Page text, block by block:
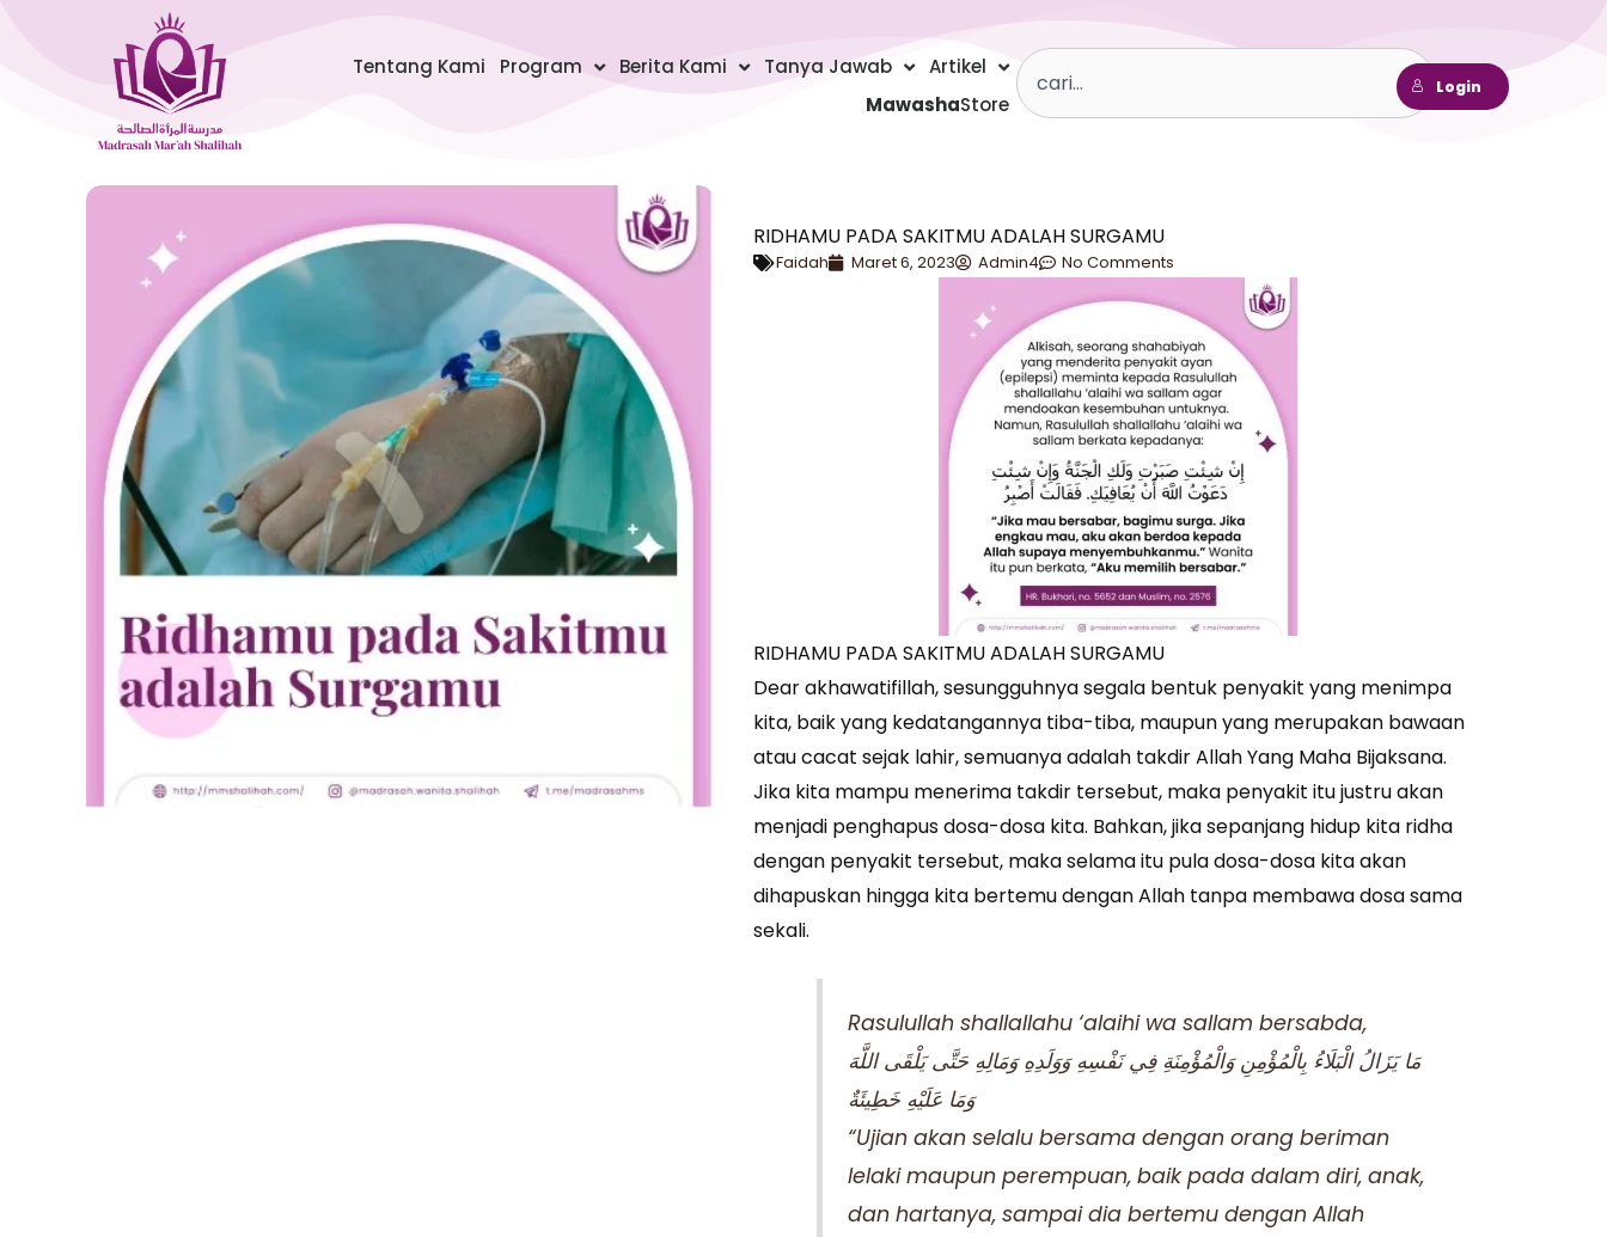
Tentang Kami Program Berita Kami Tanya Jawab
Artikel
MawashaStore
Search
Login
RIDHAMU PADA SAKITMU ADALAH SURGAMU
Faidah Maret 6, 2023 Admin4 No Comments
RIDHAMU PADA SAKITMU ADALAH SURGAMU
Dear akhawatifillah, sesungguhnya segala bentuk penyakit yang menimpa
kita, baik yang kedatangannya tiba-tiba, maupun yang merupakan bawaan
atau cacat sejak lahir, semuanya adalah takdir Allah Yang Maha Bijaksana.
Jika kita mampu menerima takdir tersebut, maka penyakit itu justru akan
menjadi penghapus dosa-dosa kita. Bahkan, jika sepanjang hidup kita ridha
dengan penyakit tersebut, maka selama itu pula dosa-dosa kita akan
dihapuskan hingga kita bertemu dengan Allah tanpa membawa dosa sama
sekali.
Rasulullah shallallahu ‘alaihi wa sallam bersabda,
وَمَا عَلَيْهِ خَطِيئَةٌ
“Ujian akan selalu bersama dengan orang beriman
lelaki maupun perempuan, baik pada dalam diri, anak,
dan hartanya, sampai dia bertemu dengan Allah